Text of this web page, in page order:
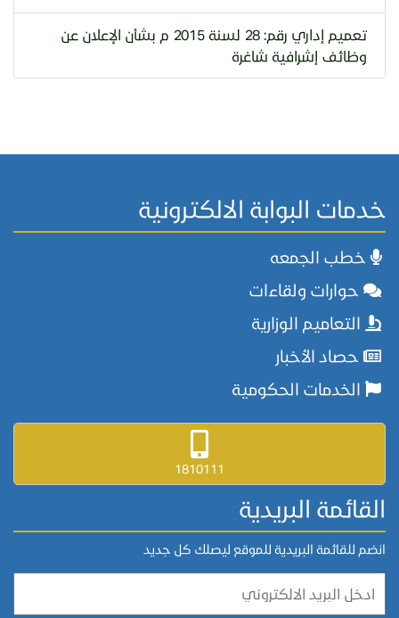
تعميم إداري رقم: 28 لسنة 2015 م بشأن الإعلان عن
وظائف إشرافية شاغرة
خدمات البوابة الالكترونية
خطب الجمعه
حوارات ولقاءات
التعاميم الوزارية
حصاد الأخبار
الخدمات الحكومية
1810111
القائمة البريدية
انضم للقائمة البريدية للموقع ليصلك كل جديد